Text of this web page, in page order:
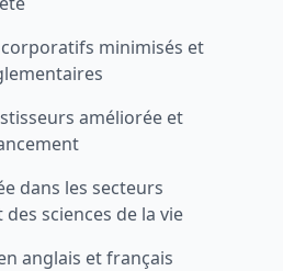
minimisés et
améliorée et
dans les secteurs
sciences de la vie
anglais et français